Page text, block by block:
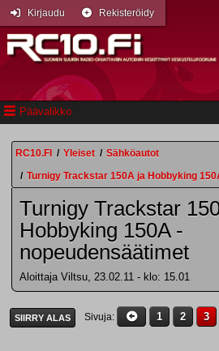
Päävalikko
Kirjaudu Rekisteröidy
RC10.FI / Yleiset / Sähköautot
/ Turnigy Trackstar 150A ja Hobbyking
Turnigy Trackstar
Hobbyking 150A -
nopeudensäätimet
Aloittaja Viltsu, 23.02.11 - klo: 15.01
SIIRRY ALAS Sivuja 1 2 3